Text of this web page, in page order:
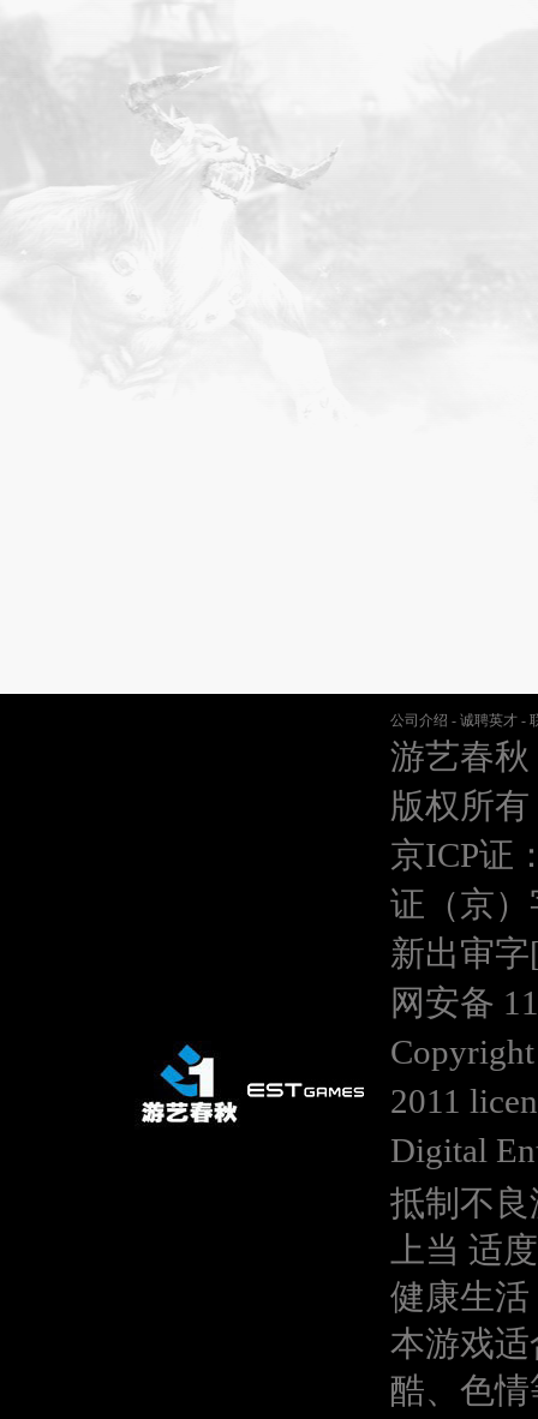
公司介绍 - 诚聘英才 -
游艺春
版权所有
京ICP证
证（京）
新出审
网安备
2011
Digital
抵制不
上当 适
健康生活
本游戏
酷、色